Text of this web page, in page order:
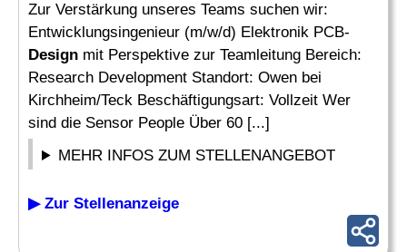
Zur Verstärkung unseres Teams suchen wir:
Entwicklungsingenieur (m/w/d) Elektronik PCB-
Design mit Perspektive zur Teamleitung Bereich:
Research Development Standort: Owen bei
Kirchheim/Teck Beschäftigungsart: Vollzeit Wer
sind die Sensor People Über 60 [...]
MEHR INFOS ZUM STELLENANGEBOT
▶ Zur Stellenanzeige